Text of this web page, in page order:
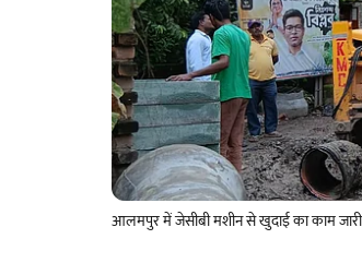
आलमपुर में जेसीबी मशीन से खुदाई का काम जारी